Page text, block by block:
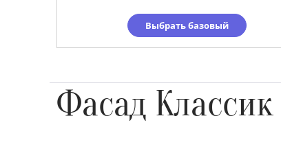
Выбрать базовый
Фасад